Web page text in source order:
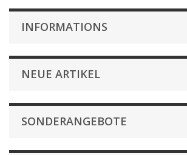
INFORMATIONS
NEUE ARTIKEL
SONDERANGEBOTE